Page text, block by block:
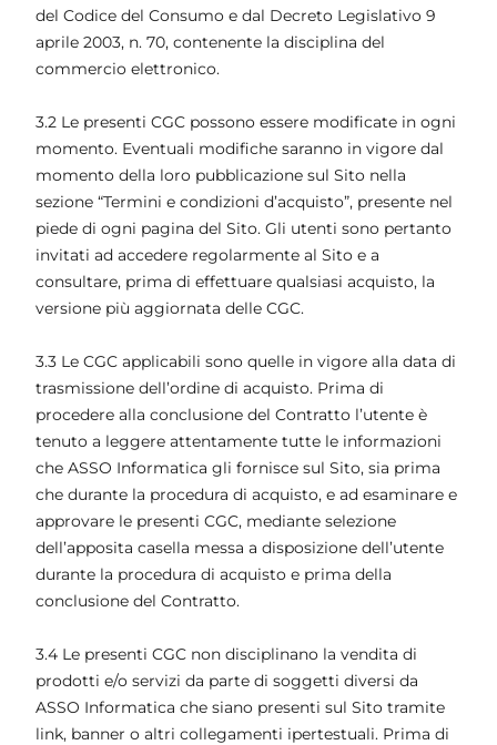
del Codice del Consumo e dal Decreto Legislativo 9
aprile 2003, n. 70, contenente la disciplina del
commercio elettronico.
3.2 Le presenti CGC possono essere modificate in ogni
momento. Eventuali modifiche saranno in vigore dal
momento della loro pubblicazione sul Sito nella
sezione “Termini e condizioni d’acquisto”, presente nel
piede di ogni pagina del Sito. Gli utenti sono pertanto
invitati ad accedere regolarmente al Sito e a
consultare, prima di effettuare qualsiasi acquisto, la
versione più aggiornata delle CGC.
3.3 Le CGC applicabili sono quelle in vigore alla data di
trasmissione dell’ordine di acquisto. Prima di
procedere alla conclusione del Contratto l’utente è
tenuto a leggere attentamente tutte le informazioni
che ASSO Informatica gli fornisce sul Sito, sia prima
che durante la procedura di acquisto, e ad esaminare e
approvare le presenti CGC, mediante selezione
dell’apposita casella messa a disposizione dell’utente
durante la procedura di acquisto e prima della
conclusione del Contratto.
3.4 Le presenti CGC non disciplinano la vendita di
prodotti e/o servizi da parte di soggetti diversi da
ASSO Informatica che siano presenti sul Sito tramite
link, banner o altri collegamenti ipertestuali. Prima di